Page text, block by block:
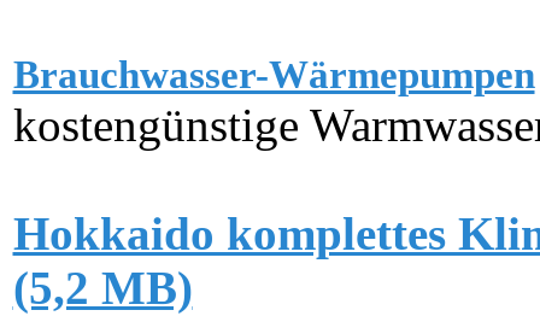
Brauchwasser-Wärmepumpen
kostengünstige
Hokkaido komplettes
(5,2 MB)